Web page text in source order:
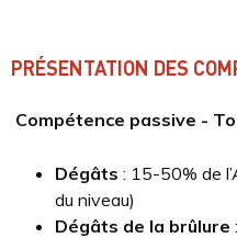
PRÉSENTATION DES
Compétence passive -
Dégâts : 15-50% de
du niveau)
Dégâts de la brûlure